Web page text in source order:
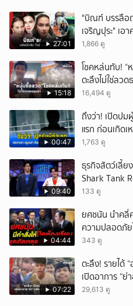
27:01
"บิณฑ์ บรรลือ
เจริญปุระ" เ
1,866 ดู
15:18
โชคหล่นทับ!
ตะลึงไม่ใช่ลว
16,494 ดู
00:47
ถึงว่า! เปิดปม
แรก ก่อนเกิด
1,763 ดู
09:40
ธุรกิจสัตว์เลี้ย
Shark Tank
133 ดู
04:44
ยศชนัน นำคลี่ค
ความปลอดภัย
343 ดู
07:22
ตะลึง! รายได้
เปิดอาการ “
บุตร!
29,613 ดู